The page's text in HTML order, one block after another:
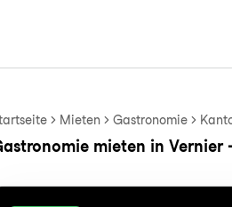
Mieten Gastronomie
mieten in Vernier